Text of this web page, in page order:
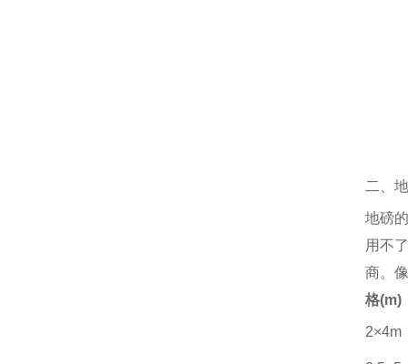
二、
地磅
用不
商。
格(m)